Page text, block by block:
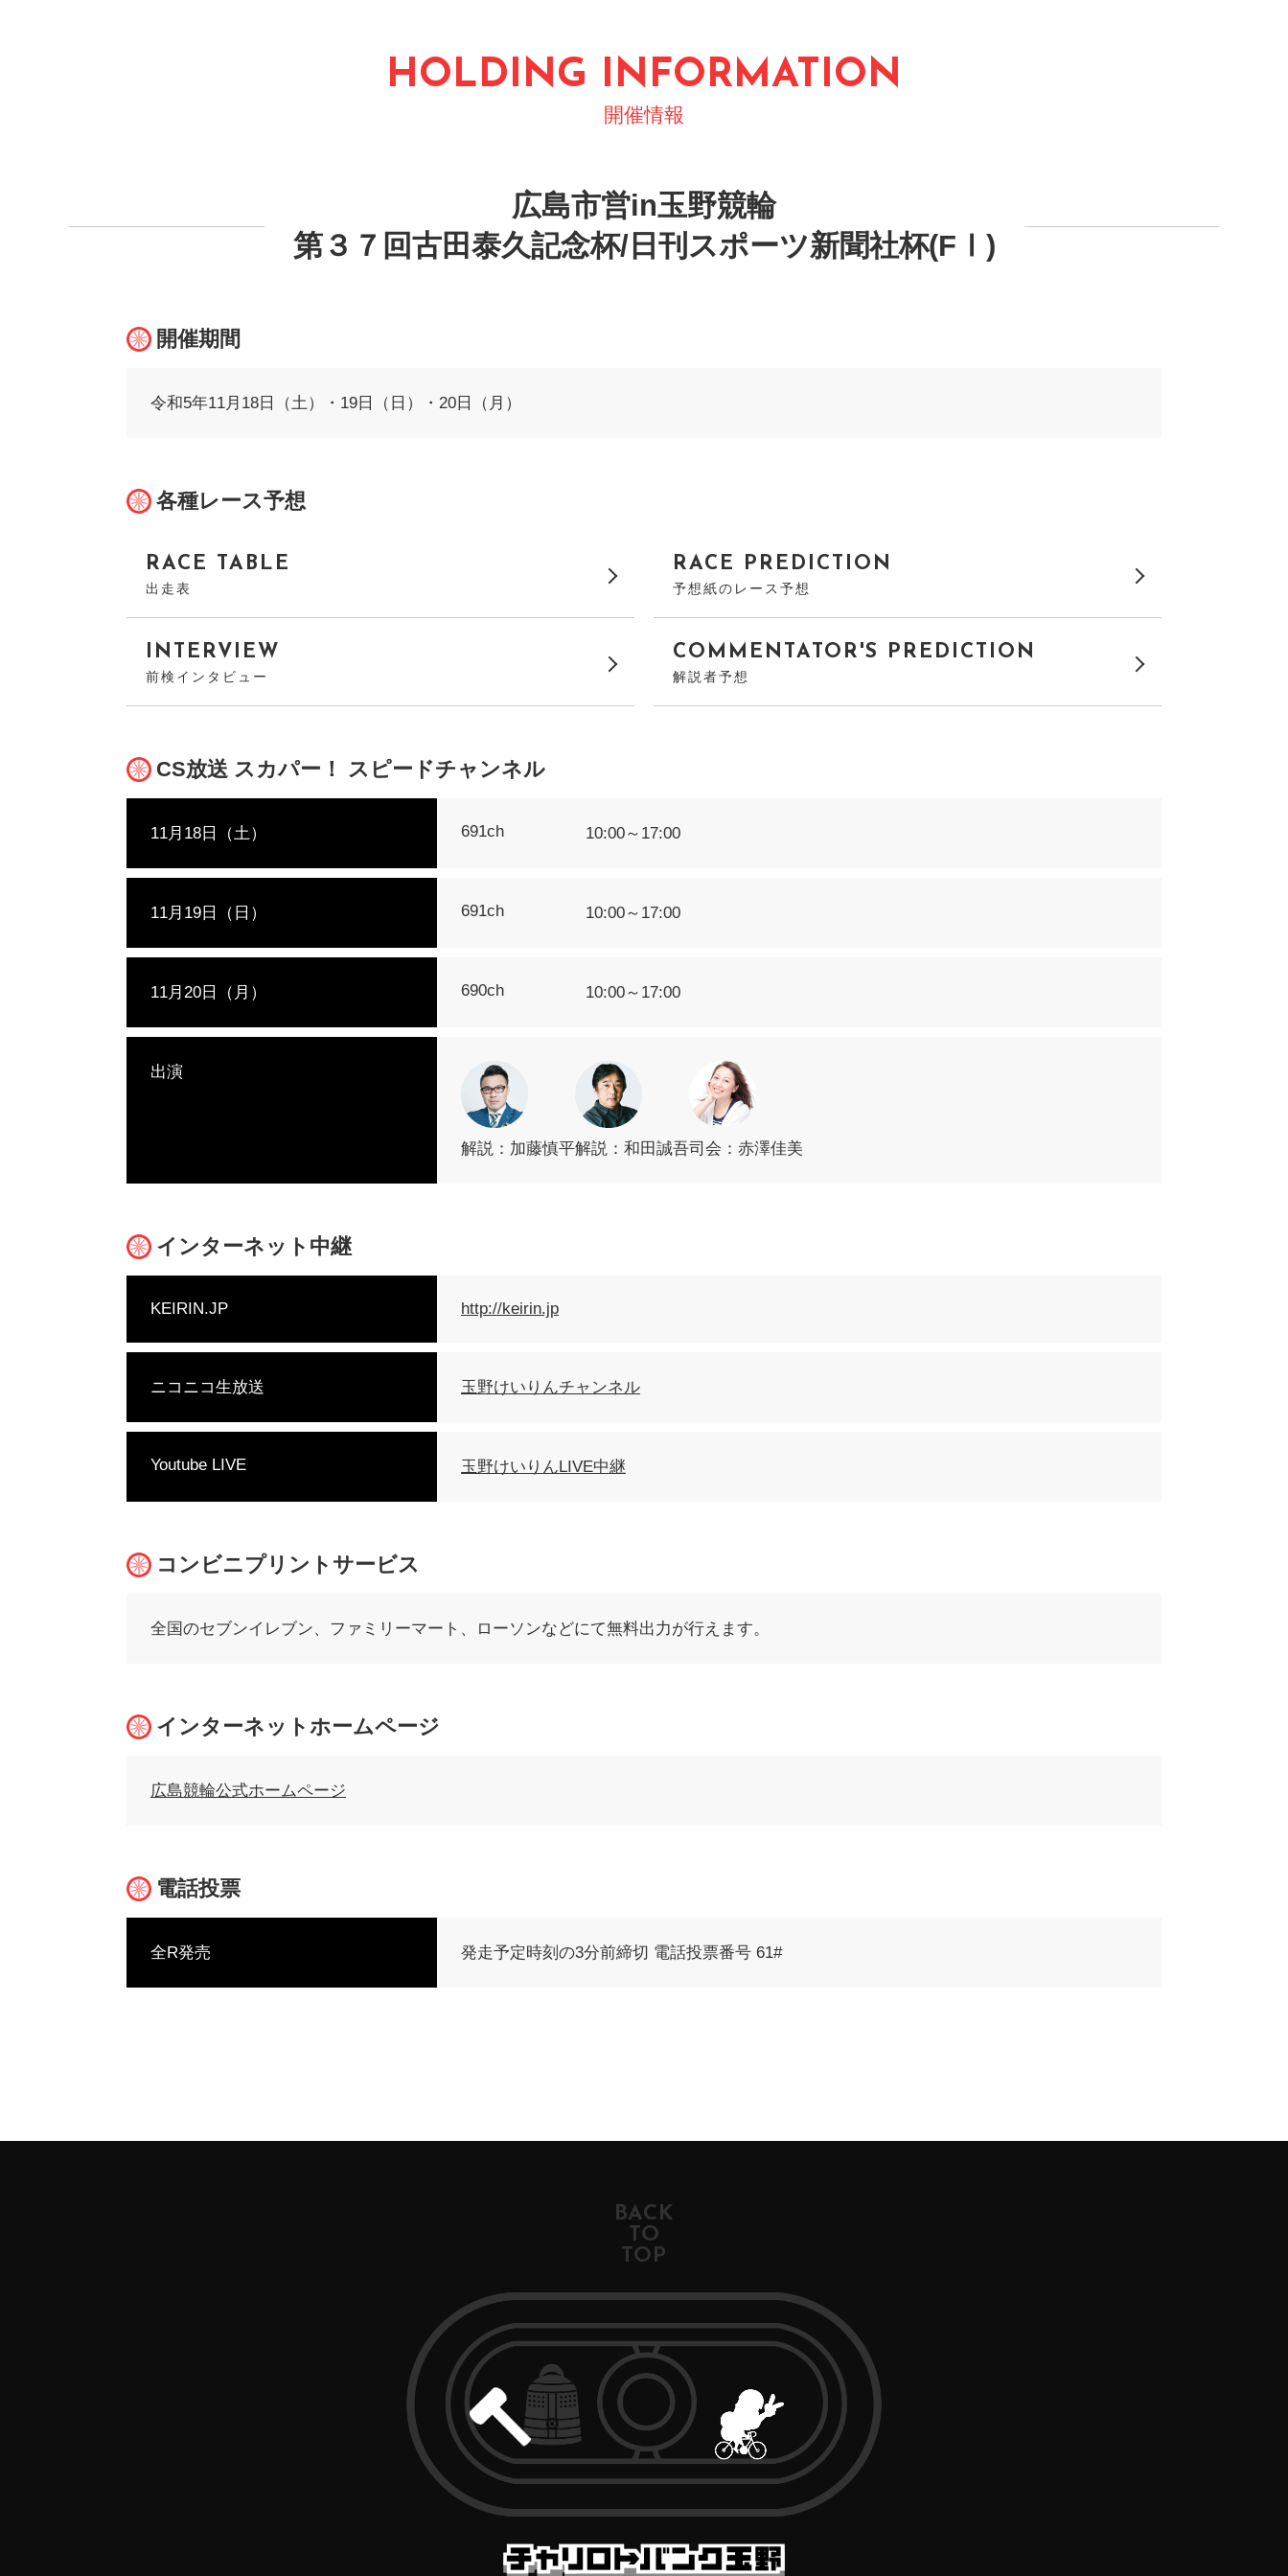
HOLDING INFORMATION
開催情報
広島市営in玉野競輪
第３７回古田泰久記念杯/日刊スポーツ新聞社杯(FⅠ)
開催期間
令和5年11月18日（土）・19日（日）・20日（月）
各種レース予想
RACE TABLE
出走表
RACE PREDICTION
予想紙のレース予想
INTERVIEW
前検インタビュー
COMMENTATOR'S PREDICTION
解説者予想
CS放送 スカパー！ スピードチャンネル
11月18日（土） 691ch 10:00～17:00
11月19日（日） 691ch 10:00～17:00
11月20日（月） 690ch 10:00～17:00
出演
解説：加藤慎平解説：和田誠吾司会：赤澤佳美
インターネット中継
KEIRIN.JP http://keirin.jp
ニコニコ生放送 玉野けいりんチャンネル
Youtube LIVE 玉野けいりんLIVE中継
コンビニプリントサービス
全国のセブンイレブン、ファミリーマート、ローソンなどにて無料出力が行えます。
インターネットホームページ
広島競輪公式ホームページ
電話投票
全R発売 発走予定時刻の3分前締切 電話投票番号 61#
BACK
TO
TOP